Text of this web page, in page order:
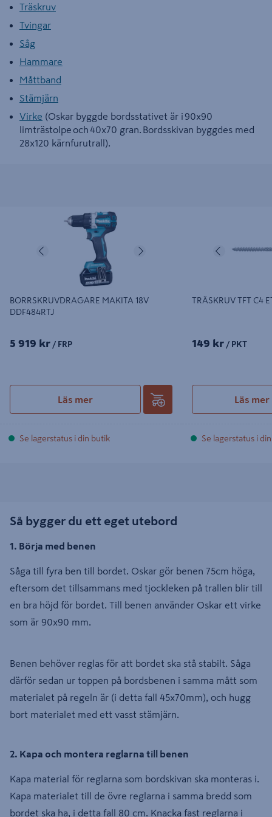
Träskruv
Tvingar
Såg
Hammare
Måttband
Stämjärn
Virke (Oskar byggde bordsstativet är i 90x90
limträstolpe och 40x70 gran. Bordsskivan byggdes med
28x120 kärnfurutrall).
BORRSKRUVDRAGARE MAKITA 18V
Föregående
BORRSKRUVDRAGARE MAKITA 18V
DDF484RTJ
5 919 kr / FRP
Läs mer
Se lagerstatus i din butik
TRÄSKRUV TFT C4
149 kr / PKT
Läs mer
Se lagerstatus i
Så bygger du ett eget utebord
1. Börja med benen
Såga till fyra ben till bordet. Oskar gör benen 75cm höga,
eftersom det tillsammans med tjockleken på trallen blir till
en bra höjd för bordet. Till benen använder Oskar ett virke
som är 90x90 mm.
Benen behöver reglas för att bordet ska stå stabilt. Såga
därför sedan ur toppen på bordsbenen i samma mått som
materialet på regeln är (i detta fall 45x70mm), och hugg
bort materialet med ett vasst stämjärn.
2. Kapa och montera reglarna till benen
Kapa material för reglarna som bordskivan ska monteras i.
Kapa materialet till de övre reglarna i samma bredd som
bordet ska ha, i detta fall 80 cm. Knacka fast reglarna i